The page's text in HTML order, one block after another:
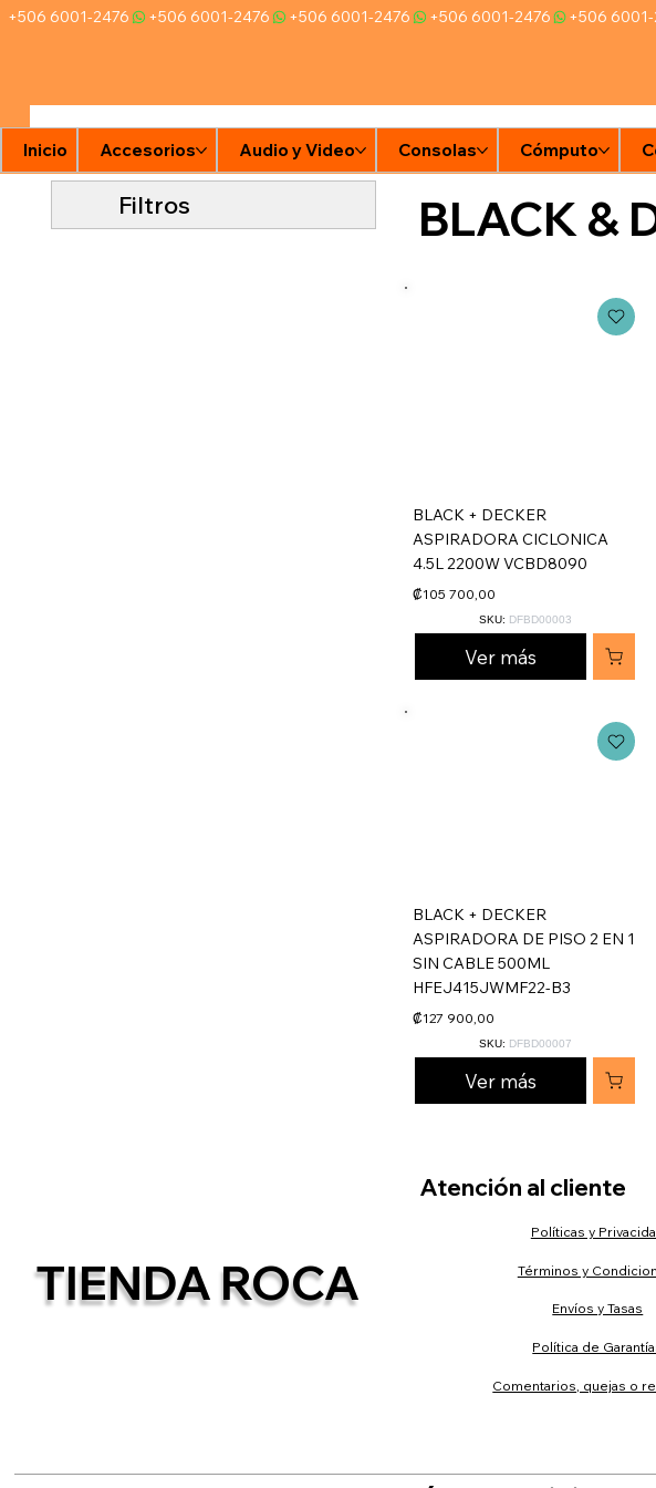
+506 6001-2476
Inicio Accesorios Audio y Video Consolas Cómputo
BLACK + DECKER
ASPIRADORA CICLONICA
4.5L 2200W VCBD8090
₡105 700,00
Ver más
SKU: DFBD00003
BLACK + DECKER
ASPIRADORA DE PISO 2 EN 1
SIN CABLE 500ML
HFEJ415JWMF22-B3
₡127 900,00
Ver más
SKU: DFBD00007
BLACK &
Filtros
TIENDA ROCA
Atención al cliente
Políticas y
Términos y
Envíos y Tasas
Política de
Comentarios, quejas o